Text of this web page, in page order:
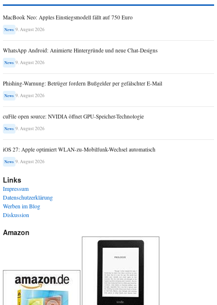
MacBook Neo: Apples Einstiegsmodell fällt auf 750 Euro
News 9. August 2026
WhatsApp Android: Animierte Hintergründe und neue Chat-Designs
News 9. August 2026
Phishing-Warnung: Betrüger fordern Bußgelder per gefälschter E-Mail
News 9. August 2026
cuFile open source: NVIDIA öffnet GPU-Speicher-Technologie
News 9. August 2026
iOS 27: Apple optimiert WLAN-zu-Mobilfunk-Wechsel automatisch
News 9. August 2026
Links
Impressum
Datenschutzerklärung
Werben im Blog
Diskussion
Amazon